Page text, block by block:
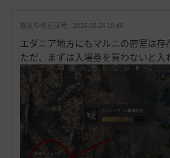
最近の修正日時 : 2025.08.26 19:46
エダニア地方にもマルニの密室は存
ただ、まずは入場券を買わないと入